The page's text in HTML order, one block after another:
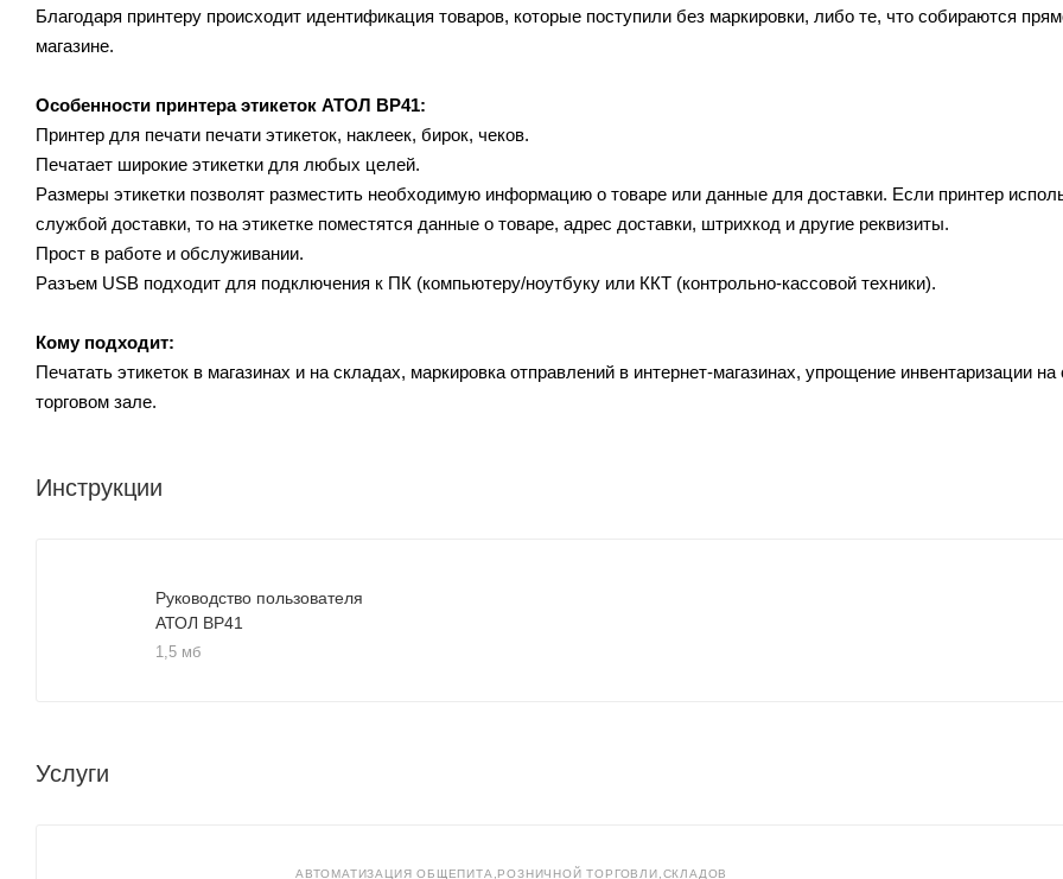
Благодаря принтеру происходит идентификация товаров, которые поступили без маркировки, либо те, что собираются
магазине.
Особенности принтера этикеток АТОЛ ВР41:
Принтер для печати печати этикеток, наклеек, бирок, чеков.
Печатает широкие этикетки для любых целей.
Размеры этикетки позволят разместить необходимую информацию о товаре или данные для доставки. Если принтер
службой доставки, то на этикетке поместятся данные о товаре, адрес доставки, штрихкод и другие реквизиты.
Прост в работе и обслуживании.
Разъем USB подходит для подключения к ПК (компьютеру/ноутбуку или ККТ (контрольно-кассовой техники).
Кому подходит:
Печатать этикеток в магазинах и на складах, маркировка отправлений в интернет-магазинах, упрощение инвентаризации на
торговом зале.
Инструкции
Руководство пользователя
АТОЛ ВР41
1,5 мб
Услуги
АВТОМАТИЗАЦИЯ ОБЩЕПИТА,РОЗНИЧНОЙ ТОРГОВЛИ,СКЛАДОВ